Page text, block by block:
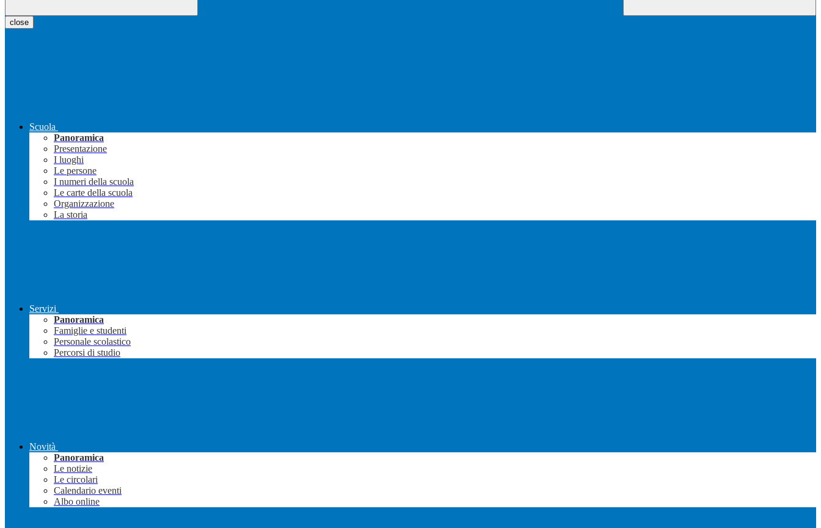
close
Scuola
Panoramica
Presentazione
I luoghi
Le persone
I numeri della scuola
Le carte della scuola
Organizzazione
La storia
Servizi
Panoramica
Famiglie e studenti
Personale scolastico
Percorsi di studio
Novità
Panoramica
Le notizie
Le circolari
Calendario eventi
Albo online